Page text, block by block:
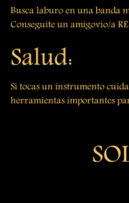
Busca laburo en una banda
Conseguite un amigovio/a
Salud:
Si tocas un instrumento
herramientas importantes